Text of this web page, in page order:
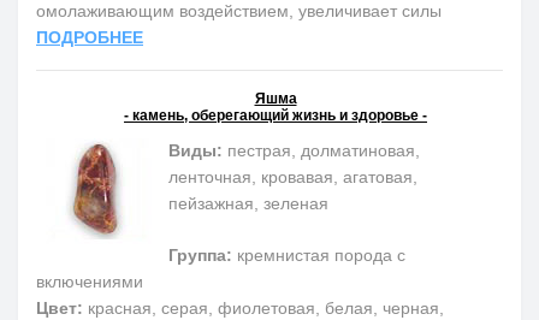
омолаживающим воздействием, увеличивает силы
ПОДРОБНЕЕ
Яшма
- камень, оберегающий жизнь и здоровье -
Виды: пестрая, долматиновая,
ленточная, кровавая, агатовая,
пейзажная, зеленая
Группа: кремнистая порода с
включениями
Цвет: красная, серая, фиолетовая, белая, черная,